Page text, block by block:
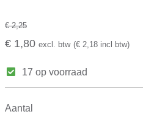
€ 2,25
€ 1,80 excl. btw (€ 2,18 incl btw)
17 op voorraad
Aantal